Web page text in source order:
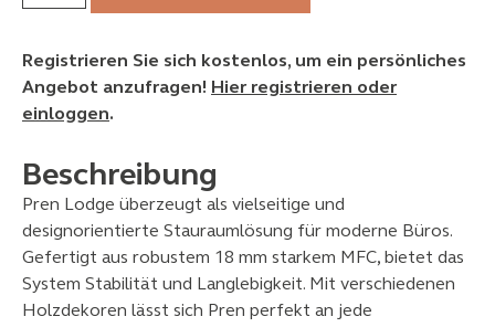
Registrieren Sie sich kostenlos, um ein persönliches
Angebot anzufragen! Hier registrieren oder
einloggen.
Beschreibung
Pren Lodge überzeugt als vielseitige und
designorientierte Stauraumlösung für moderne Büros.
Gefertigt aus robustem 18 mm starkem MFC, bietet das
System Stabilität und Langlebigkeit. Mit verschiedenen
Holzdekoren lässt sich Pren perfekt an jede